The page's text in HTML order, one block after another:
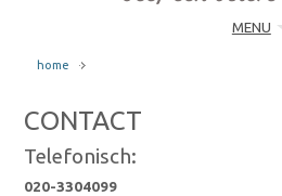
MENU
home
CONTACT
Telefonisch:
020-3304099